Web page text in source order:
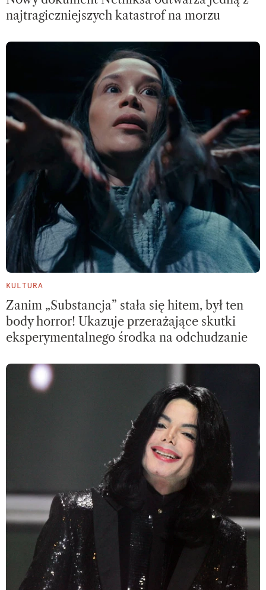
najtragiczniejszych katastrof na morzu
KULTURA
Zanim „Substancja” stała się hitem, był ten
body horror! Ukazuje przerażające skutki
eksperymentalnego środka na odchudzanie